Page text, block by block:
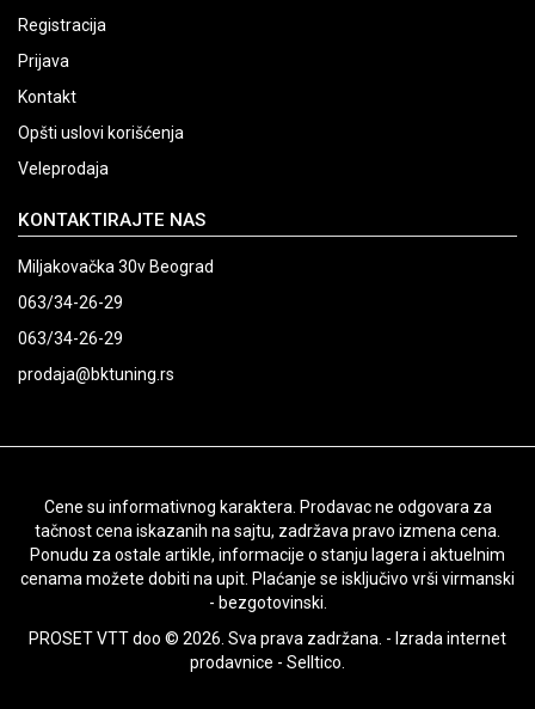
Registracija
Prijava
Kontakt
Opšti uslovi korišćenja
Veleprodaja
KONTAKTIRAJTE NAS
Miljakovačka 30v Beograd
063/34-26-29
063/34-26-29
prodaja@bktuning.rs
Cene su informativnog karaktera. Prodavac ne odgovara za
tačnost cena iskazanih na sajtu, zadržava pravo izmena cena.
Ponudu za ostale artikle, informacije o stanju lagera i aktuelnim
cenama možete dobiti na upit. Plaćanje se isključivo vrši virmanski
- bezgotovinski.
PROSET VTT doo © 2026. Sva prava zadržana. - Izrada internet
prodavnice - Selltico.